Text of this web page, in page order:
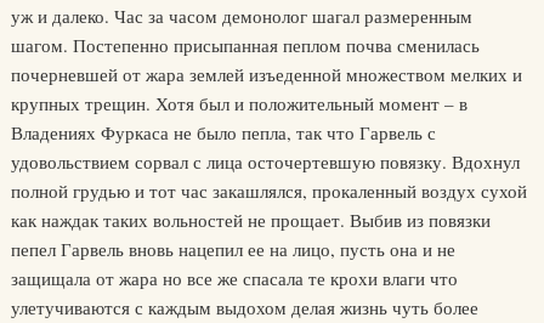
уж и далеко. Час за часом демонолог шагал размеренным
шагом. Постепенно присыпанная пеплом почва сменилась
почерневшей от жара землей изъеденной множеством мелких и
крупных трещин. Хотя был и положительный момент – в
Владениях Фуркаса не было пепла, так что Гарвель с
удовольствием сорвал с лица осточертевшую повязку. Вдохнул
полной грудью и тот час закашлялся, прокаленный воздух сухой
как наждак таких вольностей не прощает. Выбив из повязки
пепел Гарвель вновь нацепил ее на лицо, пусть она и не
защищала от жара но все же спасала те крохи влаги что
улетучиваются с каждым выдохом делая жизнь чуть более